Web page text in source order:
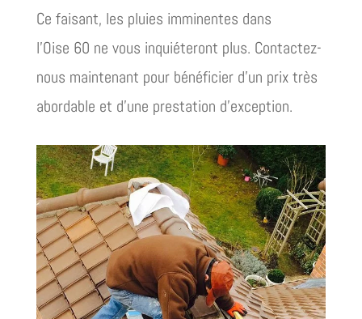
Ce faisant, les pluies imminentes dans
l’Oise 60 ne vous inquiéteront plus. Contactez-
nous maintenant pour bénéficier d’un prix très
abordable et d’une prestation d’exception.